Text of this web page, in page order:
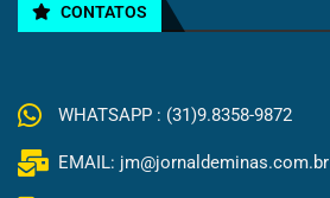
CONTATOS
WHATSAPP : (31)9.8358-9872
EMAIL: jm@jornaldeminas.com.br